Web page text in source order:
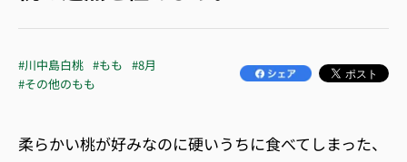
#川中島白桃 #もも #8月
#その他のもも
柔らかい桃が好みなのに硬いうちに食べてしまった、